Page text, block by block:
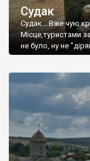
Судак
Судак... Вже чую
Місце,туристами
не було, ну не